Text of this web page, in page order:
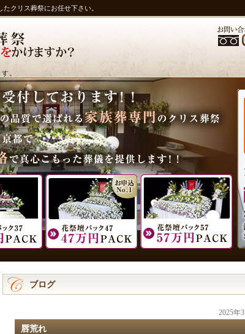
クリス葬祭にお任せ下さい。
。
ブログ
2025年
唇荒れ